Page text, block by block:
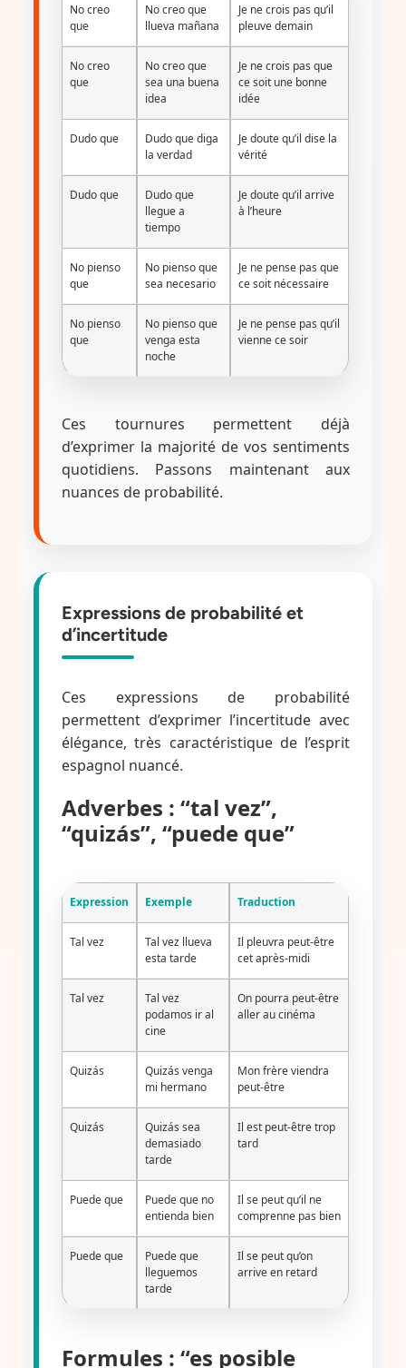
No creo
que
No creo que
llueva mañana
Je ne crois pas qu’il
pleuve demain
No creo
que
No creo que
sea una buena
idea
Je ne crois pas que
ce soit une bonne
idée
Dudo que
Dudo que diga
la verdad
Je doute qu’il dise la
vérité
Dudo que
Dudo que
llegue a
tiempo
Je doute qu’il arrive
à l’heure
No pienso
que
No pienso que
sea necesario
Je ne pense pas que
ce soit nécessaire
No pienso
que
No pienso que
venga esta
noche
Je ne pense pas qu’il
vienne ce soir
Ces tournures permettent déjà
d’exprimer la majorité de vos sentiments
quotidiens. Passons maintenant aux
nuances de probabilité.
Expressions de probabilité et
d’incertitude
Ces expressions de probabilité
permettent d’exprimer l’incertitude avec
élégance, très caractéristique de l’esprit
espagnol nuancé.
Adverbes : “tal vez”,
“quizás”, “puede que”
Expression Exemple Traduction
Tal vez
Tal vez llueva
esta tarde
Il pleuvra peut-être
cet après-midi
Tal vez
Tal vez
podamos ir al
cine
On pourra peut-être
aller au cinéma
Quizás
Quizás venga
mi hermano
Mon frère viendra
peut-être
Quizás
Quizás sea
demasiado
tarde
Il est peut-être trop
tard
Puede que
Puede que no
entienda bien
Il se peut qu’il ne
comprenne pas bien
Puede que
Puede que
lleguemos
tarde
Il se peut qu’on
arrive en retard
Formules : “es posible